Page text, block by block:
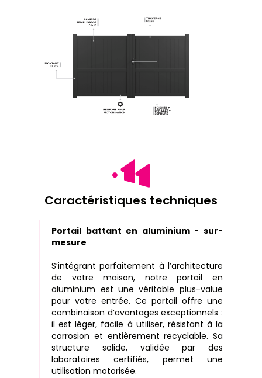
Caractéristiques techniques
Portail battant en aluminium - sur-
mesure
S’intégrant parfaitement à l’architecture
de votre maison, notre portail en
aluminium est une véritable plus-value
pour votre entrée. Ce portail offre une
combinaison d’avantages exceptionnels :
il est léger, facile à utiliser, résistant à la
corrosion et entièrement recyclable. Sa
structure solide, validée par des
laboratoires certifiés, permet une
utilisation motorisée.